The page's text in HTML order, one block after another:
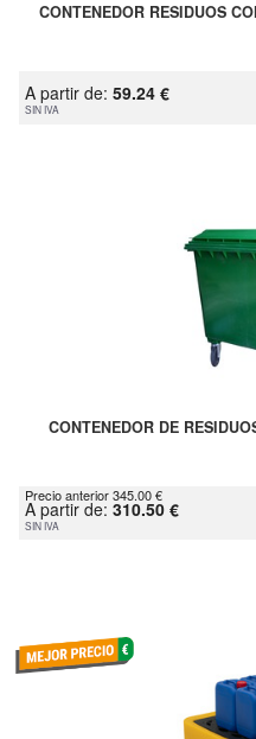
CONTENEDOR RESIDUOS
A partir de: 59.24 €
SIN IVA
CONTENEDOR DE
Precio anterior 345.00 €
A partir de: 310.50 €
SIN IVA